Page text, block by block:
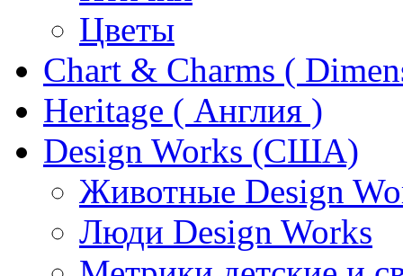
Цветы
Chart & Charms (
Heritage ( Англия )
Design Works (США)
Животные Design
Люди Design Works